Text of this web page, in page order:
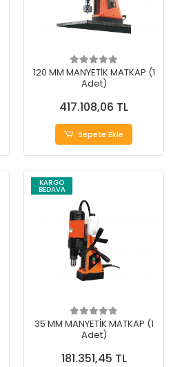
120 MM MANYETİK MATKAP (1
Adet)
417.108,06 TL
Sepete Ekle
KARGO
BEDAVA
35 MM MANYETİK MATKAP (1
Adet)
181.351,45 TL